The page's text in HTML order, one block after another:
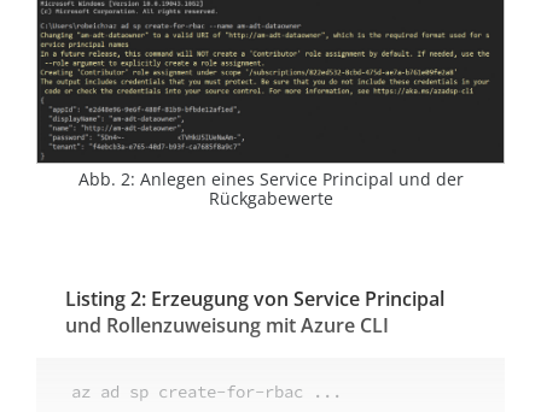
Abb. 2: Anlegen eines Service Principal und der
Rückgabewerte
Listing 2: Erzeugung von Service Principal
und Rollenzuweisung mit Azure CLI
az ad sp create-for-rbac ...